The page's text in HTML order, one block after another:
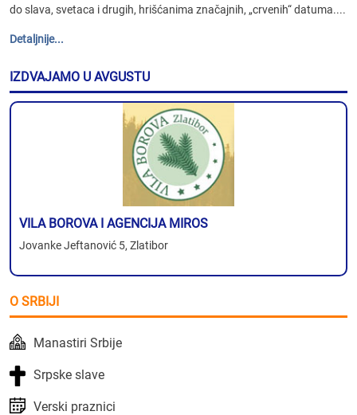
do slava, svetaca i drugih, hrišćanima značajnih, „crvenih“ datuma....
Detaljnije...
IZDVAJAMO U AVGUSTU
VILA BOROVA I AGENCIJA MIROS
Jovanke Jeftanović 5, Zlatibor
O SRBIJI
Manastiri Srbije
Srpske slave
Verski praznici